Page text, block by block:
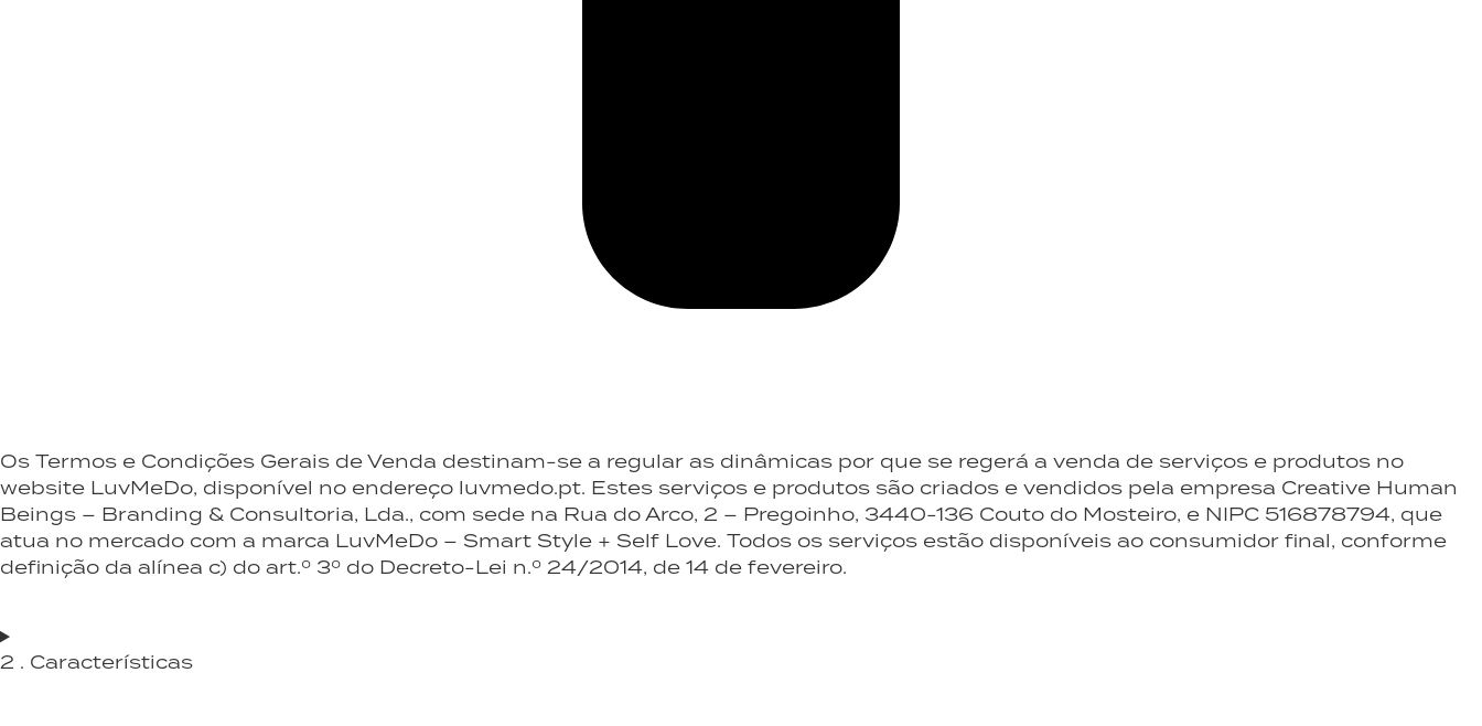
Os Termos e Condições Gerais de Venda destinam-se a regular as dinâmicas por que se regerá a venda de serviços e produtos no
website LuvMeDo, disponível no endereço luvmedo.pt. Estes serviços e produtos são criados e vendidos pela empresa Creative Human
Beings – Branding & Consultoria, Lda., com sede na Rua do Arco, 2 – Pregoinho, 3440-136 Couto do Mosteiro, e NIPC 516878794, que
atua no mercado com a marca LuvMeDo – Smart Style + Self Love. Todos os serviços estão disponíveis ao consumidor final, conforme
definição da alínea c) do art.º 3º do Decreto-Lei n.º 24/2014, de 14 de fevereiro.
2 . Características